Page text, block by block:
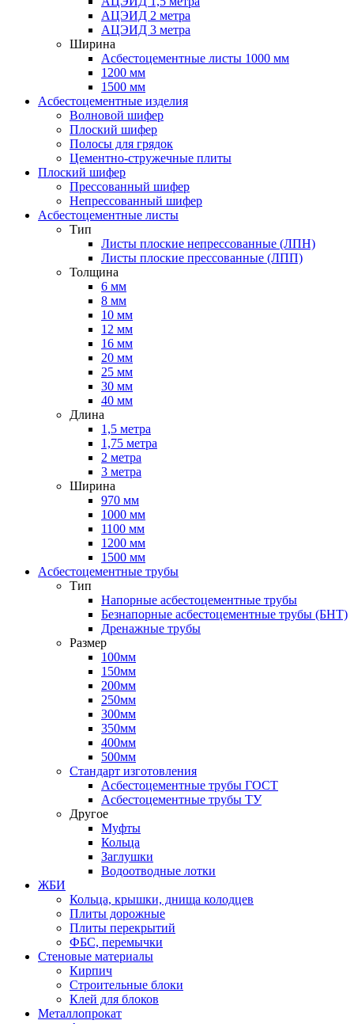
АЦЭИД 2 метра
АЦЭИД 3 метра
Ширина
Асбестоцементные листы 1000 мм
1200 мм
1500 мм
Асбестоцементные изделия
Волновой шифер
Плоский шифер
Полосы для грядок
Цементно-стружечные плиты
Плоский шифер
Прессованный шифер
Непрессованный шифер
Асбестоцементные листы
Тип
Листы плоские непрессованные (ЛПН)
Листы плоские прессованные (ЛПП)
Толщина
6 мм
8 мм
10 мм
12 мм
16 мм
20 мм
25 мм
30 мм
40 мм
Длина
1,5 метра
1,75 метра
2 метра
3 метра
Ширина
970 мм
1000 мм
1100 мм
1200 мм
1500 мм
Асбестоцементные трубы
Тип
Напорные асбестоцементные трубы
Безнапорные асбестоцементные трубы (БНТ)
Дренажные трубы
Размер
100мм
150мм
200мм
250мм
300мм
350мм
400мм
500мм
Стандарт изготовления
Асбестоцементные трубы ГОСТ
Асбестоцементные трубы ТУ
Другое
Муфты
Кольца
Заглушки
Водоотводные лотки
ЖБИ
Кольца, крышки, днища колодцев
Плиты дорожные
Плиты перекрытий
ФБС, перемычки
Стеновые материалы
Кирпич
Строительные блоки
Клей для блоков
Металлопрокат